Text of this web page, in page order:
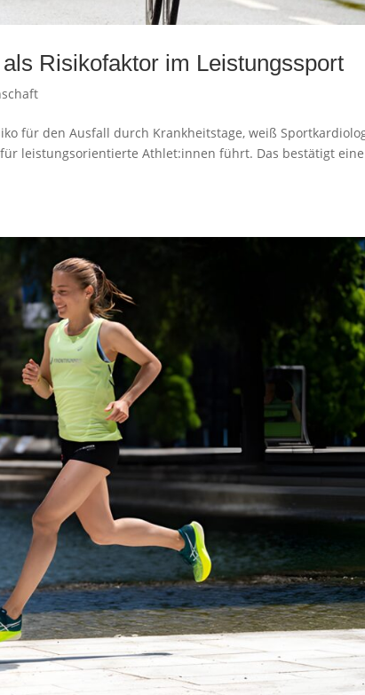
Risikofaktor im Leistungssport
für den Ausfall durch Krankheitstage, weiß
leistungsorientierte Athlet:innen führt. Das bestätigt eine